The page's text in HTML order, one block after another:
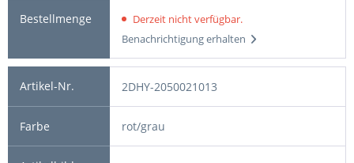
Derzeit nicht verfügbar.
Benachrichtigung erhalten
2DHY-2050021013
rot/grau